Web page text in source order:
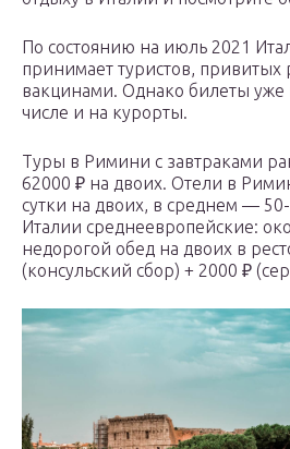
По состоянию на июль 2021
принимает туристов, привитых
вакцинами. Однако билеты уже
числе и на курорты.
Туры в Римини с завтраками
62000 ₽ на двоих. Отели в
сутки на двоих, в среднем —
Италии среднеевропейские:
недорогой обед на двоих в
(консульский сбор) + 2000 ₽